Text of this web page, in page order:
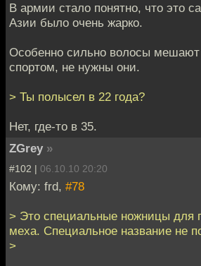
В армии стало понятно, что это
Азии было очень жарко.
Особенно сильно волосы мешают
спортом, не нужны они.
> Ты полысел в 22 года?
Нет, где-то в 35.
ZGrey »
#102 | 06.10.10 20:20
Кому: frd, #78
> Это специальные ножницы для
меха. Специальное название не
>